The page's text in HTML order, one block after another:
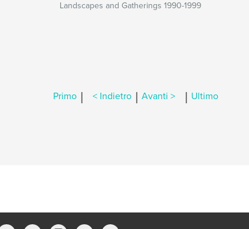
Landscapes and Gatherings 1990-1999
Primo | < Indietro | Avanti > | Ultimo